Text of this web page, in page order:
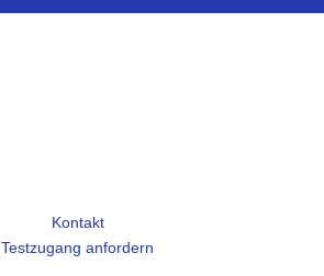
Kontakt
Testzugang anfordern